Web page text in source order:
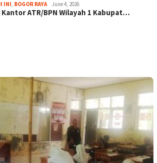
INI, BOGOR RAYA June 4, 2026
ATR/BPN Wilayah 1 Kabupat…